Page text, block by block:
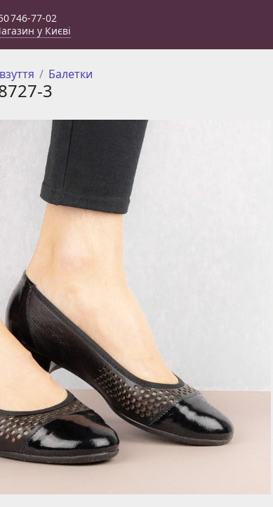
746-77-02
у Києві
Балетки
3